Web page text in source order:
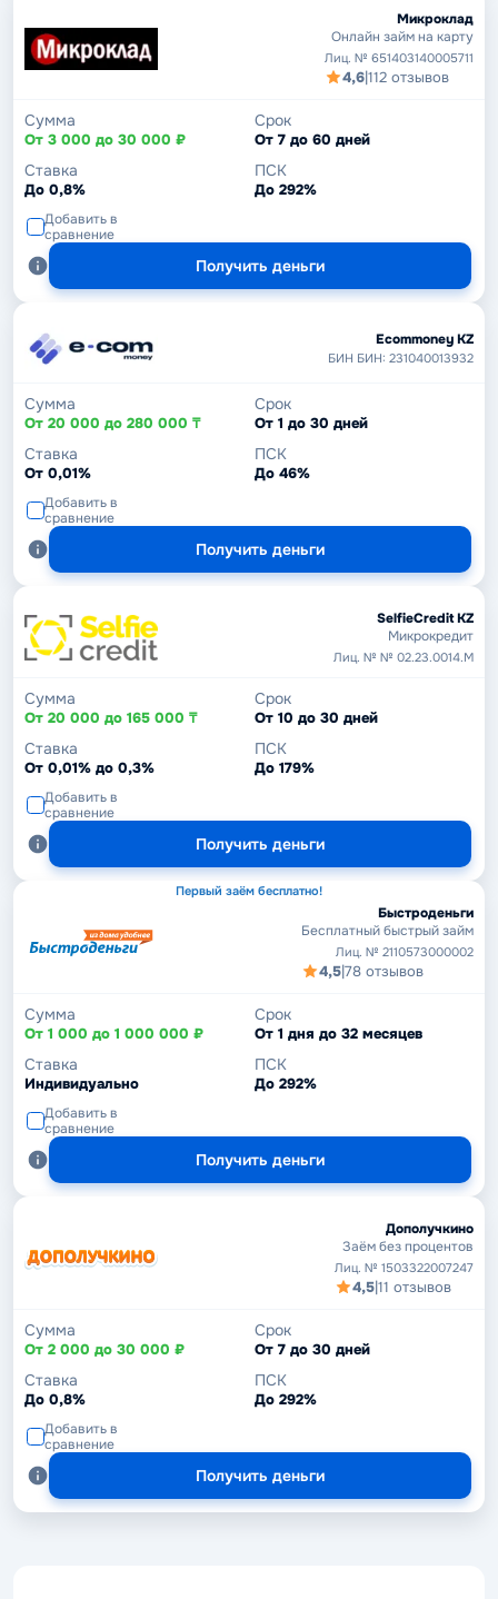
Микроклад
Онлайн займ на карту
Лиц. № 651403140005711
4,6|112 отзывов
Сумма
От 3 000 до 30 000 ₽
Срок
От 7 до 60 дней
Ставка
До 0,8%
ПСК
До 292%
Добавить в
сравнение
Получить деньги
Ecommoney KZ
БИН БИН: 231040013932
Сумма
От 20 000 до 280 000 ₸
Срок
От 1 до 30 дней
Ставка
От 0,01%
ПСК
До 46%
Добавить в
сравнение
Получить деньги
SelfieCredit KZ
Микрокредит
Лиц. № № 02.23.0014.М
Сумма
От 20 000 до 165 000 ₸
Срок
От 10 до 30 дней
Ставка
От 0,01% до 0,3%
ПСК
До 179%
Добавить в
сравнение
Получить деньги
Первый заём бесплатно!
Быстроденьги
Бесплатный быстрый займ
Лиц. № 2110573000002
4,5|78 отзывов
Сумма
От 1 000 до 1 000 000 ₽
Срок
От 1 дня до 32 месяцев
Ставка
Индивидуально
ПСК
До 292%
Добавить в
сравнение
Получить деньги
Дополучкино
Заём без процентов
Лиц. № 1503322007247
4,5|11 отзывов
Сумма
От 2 000 до 30 000 ₽
Срок
От 7 до 30 дней
Ставка
До 0,8%
ПСК
До 292%
Добавить в
сравнение
Получить деньги